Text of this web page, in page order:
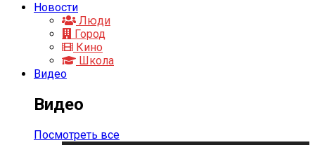
Новости
Люди
Город
Кино
Школа
Видео
Видео
Посмотреть все